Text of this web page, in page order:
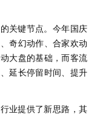
关键节点。今年国庆
奇幻动作、合家欢动
大盘的基础，而客流
延长停留时间、提升
业提供了新思路，其